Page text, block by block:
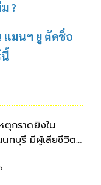
?
แมนฯ ยู ตัดชื่อ
ตุกราดยิงใน
นทบุรี มีผู้เสียชีวิต-